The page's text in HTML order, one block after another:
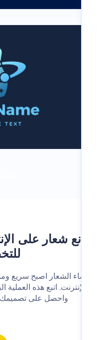
شعار على
للتخصيص
الشعار اصبح سريع وممتع
واحصل على تصميمك